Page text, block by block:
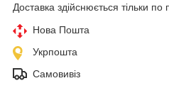
Доставка здійснюється тільки по
Нова Пошта
Укрпошта
Самовивіз